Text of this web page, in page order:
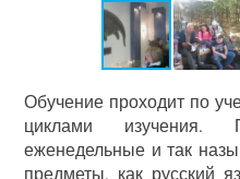
Обучение проходит по
циклами изучения.
еженедельные и так
предметы, как русский